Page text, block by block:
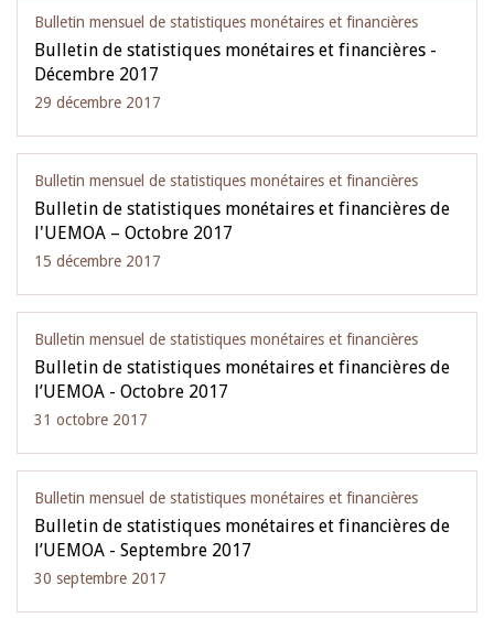
Bulletin mensuel de statistiques monétaires et financières
Bulletin de statistiques monétaires et financières -
Décembre 2017
29 décembre 2017
Bulletin mensuel de statistiques monétaires et financières
Bulletin de statistiques monétaires et financières de
l'UEMOA – Octobre 2017
15 décembre 2017
Bulletin mensuel de statistiques monétaires et financières
Bulletin de statistiques monétaires et financières de
l’UEMOA - Octobre 2017
31 octobre 2017
Bulletin mensuel de statistiques monétaires et financières
Bulletin de statistiques monétaires et financières de
l’UEMOA - Septembre 2017
30 septembre 2017